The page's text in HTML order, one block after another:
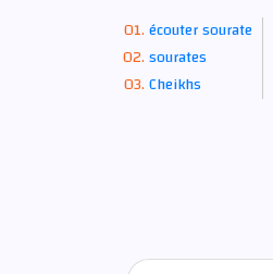
écouter sourate
sourates
Cheikhs